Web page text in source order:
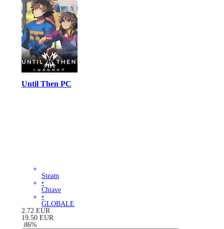
Until Then PC
Steam
•
Chiave
•
GLOBALE
2.72 EUR
19.50 EUR
-86%